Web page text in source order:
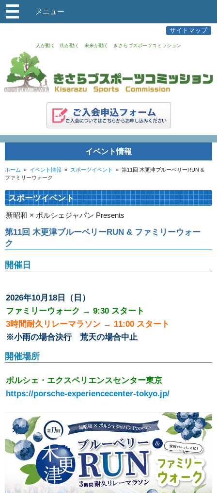
メニュー
サイトマップ
人が動く 街が動く 未来が動く きさらづスポーツコミッション
イベント情報
ホーム » イベント情報 » スポーツイベント » 第11回 木更津ブルーベリーRUN &
ファミリーウォーク
スポーツイベント
新昭和 × ポルシェジャパン Presents
第11回 木更津ブルーベリーRUN & ファミリーウォー
ク
開催日
2026年10月18日（日）
ファミリーウォーク → 9:30 スタート
3時間耐久リレーマラソン → 11:00 スタート
※小雨の場合決行 荒天の場合中止
開催場所
ポルシェ・エクスペリエンスセンター東京
https://porsche-experiencecenter-tokyo.jp/